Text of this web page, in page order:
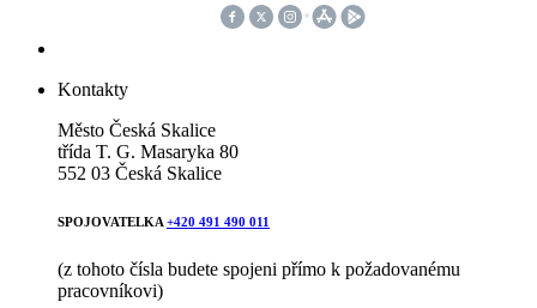
Kontakty
Město Česká Skalice
třída T. G. Masaryka 80
552 03 Česká Skalice
SPOJOVATELKA +420 491 490 011
(z tohoto čísla budete spojeni přímo k požadovanému
pracovníkovi)